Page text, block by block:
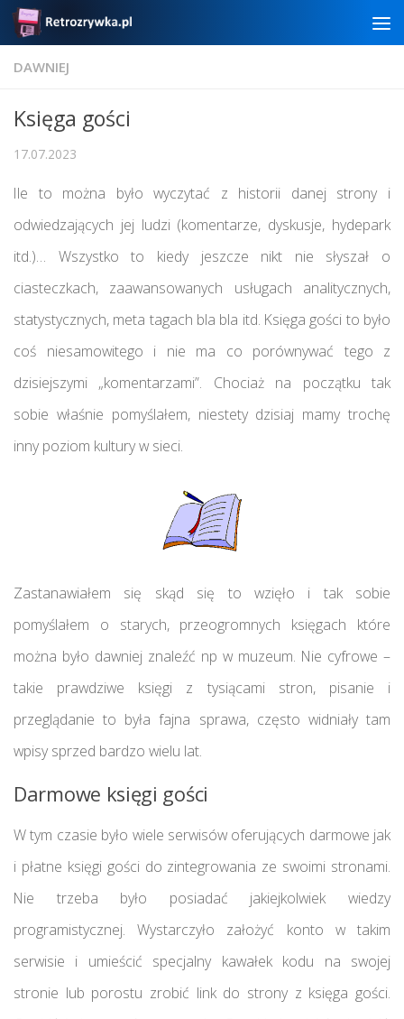
Skip to content
DAWNIEJ
Księga gości
17.07.2023
Ile to można było wyczytać z historii danej strony i
odwiedzających jej ludzi (komentarze, dyskusje, hydepark
itd.)… Wszystko to kiedy jeszcze nikt nie słyszał o
ciasteczkach, zaawansowanych usługach analitycznych,
statystycznych, meta tagach bla bla itd. Księga gości to było
coś niesamowitego i nie ma co porównywać tego z
dzisiejszymi „komentarzami”. Chociaż na początku tak
sobie właśnie pomyślałem, niestety dzisiaj mamy trochę
inny poziom kultury w sieci.
Zastanawiałem się skąd się to wzięło i tak sobie
pomyślałem o starych, przeogromnych księgach które
można było dawniej znaleźć np w muzeum. Nie cyfrowe –
takie prawdziwe księgi z tysiącami stron, pisanie i
przeglądanie to była fajna sprawa, często widniały tam
wpisy sprzed bardzo wielu lat.
Darmowe księgi gości
W tym czasie było wiele serwisów oferujących darmowe jak
i płatne księgi gości do zintegrowania ze swoimi stronami.
Nie trzeba było posiadać jakiejkolwiek wiedzy
programistycznej. Wystarczyło założyć konto w takim
serwisie i umieścić specjalny kawałek kodu na swojej
stronie lub porostu zrobić link do strony z księga gości.